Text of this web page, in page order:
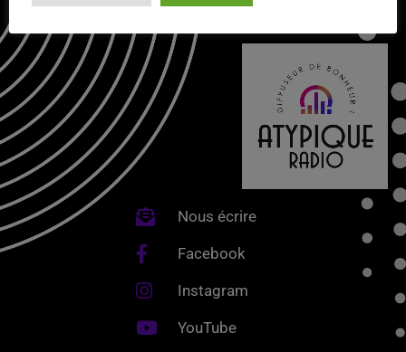
Nous écrire
Facebook
Instagram
YouTube